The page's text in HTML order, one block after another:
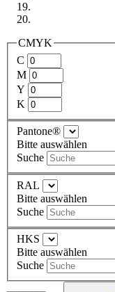
CMYK
C
M
Y
K
Pantone®
Bitte auswählen
Suche
RAL
Bitte auswählen
Suche
HKS
Bitte auswählen
Suche